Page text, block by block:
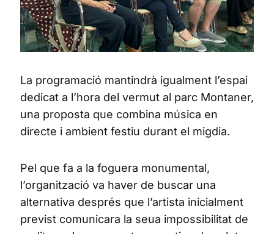
La programació mantindrà igualment l’espai
dedicat a l’hora del vermut al parc Montaner,
una proposta que combina música en
directe i ambient festiu durant el migdia.
Pel que fa a la foguera monumental,
l’organització va haver de buscar una
alternativa després que l’artista inicialment
previst comunicara la seua impossibilitat de